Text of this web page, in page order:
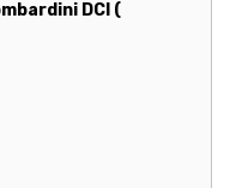
DCI (